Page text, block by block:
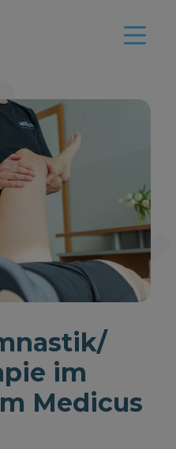
im
Medicus